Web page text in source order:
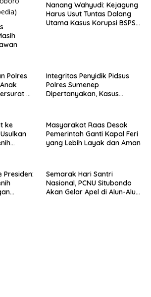
Nanang Wahyudi: Kejagung
Harus Usut Tuntas Dalang
Utama Kasus Korupsi BSPS
Polres
ke
Integritas Penyidik Pidsus
Polres Sumenep
Dipertanyakan, Kasus
Kepastian
ke
Masyarakat Raas Desak
Pemerintah Ganti Kapal Feri
yang Lebih Layak dan Aman
Presiden:
Semarak Hari Santri
Nasional, PCNU Situbondo
Akan Gelar Apel di Alun-Alun